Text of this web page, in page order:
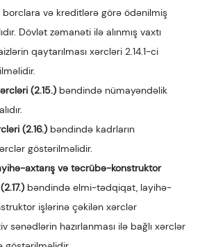
borclara və kreditlərə görə ödənilmiş
Dövlət zəmanəti ilə alınmış vaxtı
qaytarılması xərcləri 2.14.1-ci
(2.15.) bəndində nümayəndəlik
(2.16.) bəndində kadrların
göstərilməlidir.
axtarış və təcrübə-konstruktor
bəndində elmi-tədqiqat, layihə-
işlərinə çəkilən xərclər
sənədlərin hazırlanması ilə bağlı xərclər